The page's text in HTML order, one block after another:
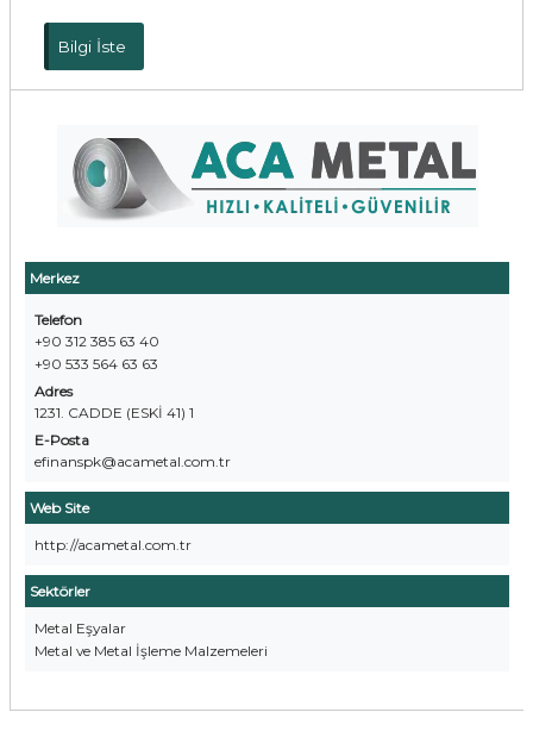
Merkez
Telefon
+90 312 385 63 40
+90 533 564 63 63
Adres
1231. CADDE (ESKİ 41) 1
E-Posta
efinanspk@acametal.com.tr
Web Site
http://acametal.com.tr
Sektörler
Metal Eşyalar
Metal ve Metal İşleme Malzemeleri
Bilgi İste